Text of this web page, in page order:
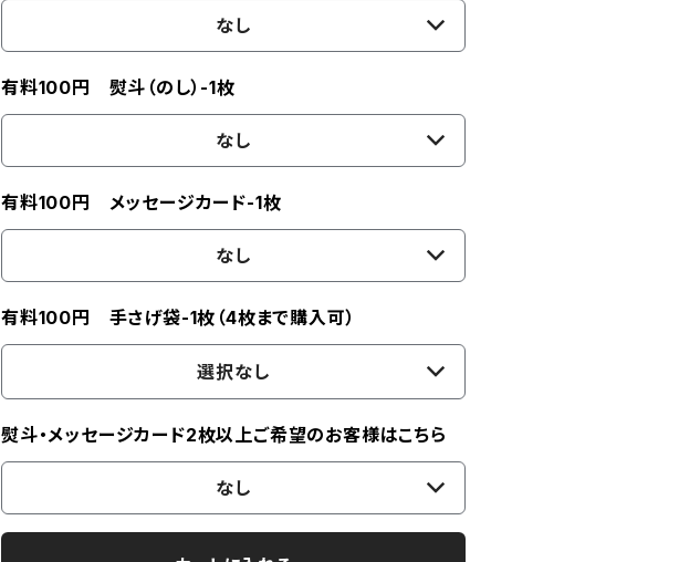
なし
有料100円 熨斗（のし）-1枚
なし
有料100円 メッセージカード-1枚
なし
有料100円 手さげ袋-1枚（4枚まで購入可）
選択なし
熨斗・メッセージカード2枚以上ご希望のお客様はこちら
なし